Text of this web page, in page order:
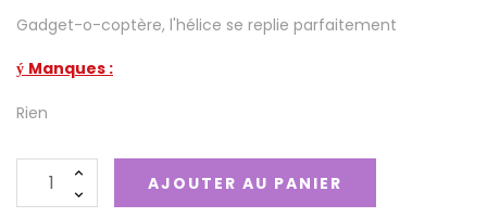
Gadget-o-coptère, l'hélice se replie parfaitement
ý Manques :
Rien
AJOUTER AU PANIER